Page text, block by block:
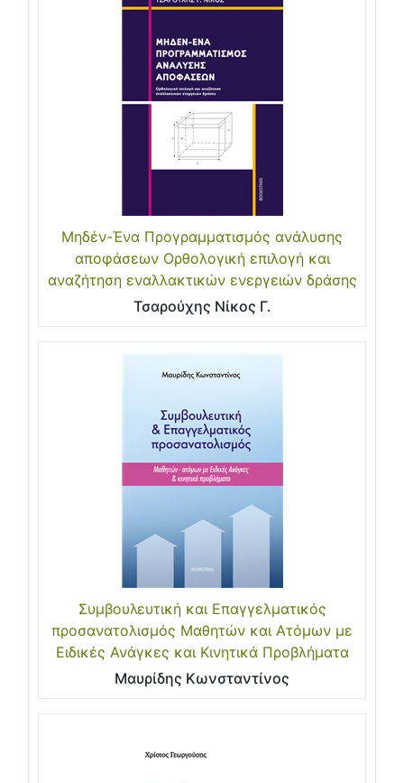
Μηδέν-Ένα Προγραμματισμός ανάλυσης
αποφάσεων Ορθολογική επιλογή και
αναζήτηση εναλλακτικών ενεργειών δράσης
Τσαρούχης Νίκος Γ.
Συμβουλευτική και Επαγγελματικός
προσανατολισμός Μαθητών και Ατόμων με
Ειδικές Ανάγκες και Κινητικά Προβλήματα
Μαυρίδης Κωνσταντίνος